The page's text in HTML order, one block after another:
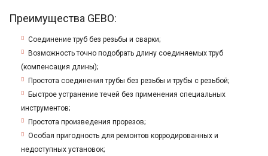
Преимущества GEBO:
Соединение труб без резьбы и сварки;
Возможность точно подобрать длину соединяемых труб
(компенсация длины);
Простота соединения трубы без резьбы и трубы с резьбой;
Быстрое устранение течей без применения специальных
инструментов;
Простота произведения прорезов;
Особая пригодность для ремонтов корродированных и
недоступных установок;